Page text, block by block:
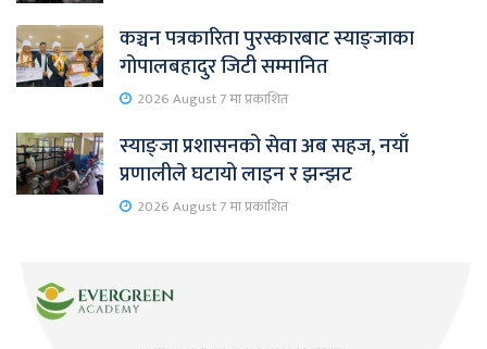
कञ्चन पत्रकारिता पुरस्कारबाट स्याङ्जाका
गोपालबहादुर जिटी सम्मानित
2026 August 7 मा प्रकाशित
स्याङ्जा प्रशासनको सेवा अब सहज, नयाँ
प्रणालीले घटायो लाइन र झन्झट
2026 August 7 मा प्रकाशित